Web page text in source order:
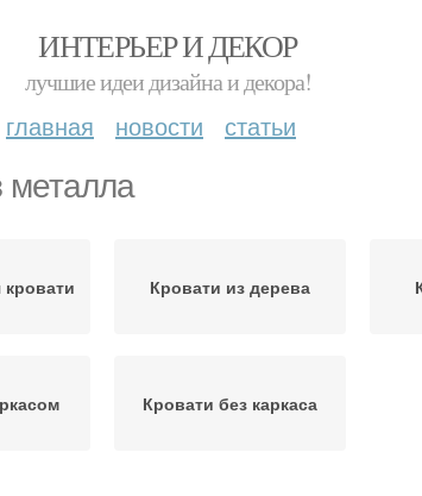
ИНТЕРЬЕР И ДЕКОР
лучшие идеи дизайна и декора!
главная новости статьи
металла
Кровати из дерева
Кровати без каркаса